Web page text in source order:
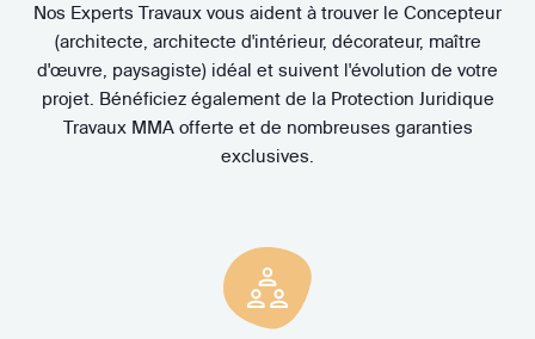
Nos Experts Travaux vous aident à trouver le Concepteur
(architecte, architecte d'intérieur, décorateur, maître
d'œuvre, paysagiste) idéal et suivent l'évolution de votre
projet. Bénéficiez également de la Protection Juridique
Travaux MMA offerte et de nombreuses garanties
exclusives.